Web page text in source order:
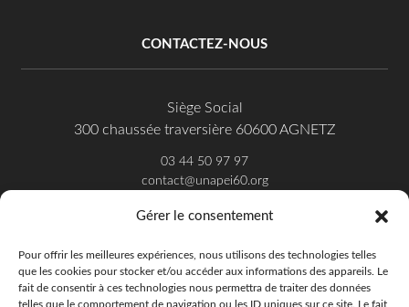
Gérer le consentement
Pour offrir les meilleures expériences, nous utilisons des technologies telles
que les cookies pour stocker et/ou accéder aux informations des appareils. Le
fait de consentir à ces technologies nous permettra de traiter des données
telles que le comportement de navigation ou les ID uniques sur ce site. Le fait
CONTACTEZ-NOUS
Siège Social
300 chaussée traversière 60600 AGNETZ
03 44 50 97 97
contact@unapei60.org